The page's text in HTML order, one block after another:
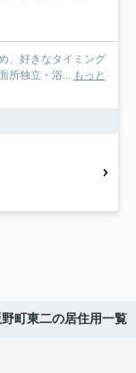
、好きなタイミング
所独立・浴... もっと
町東二の居住用一覧